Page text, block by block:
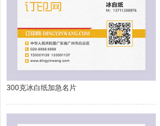
300克冰白纸加急名片